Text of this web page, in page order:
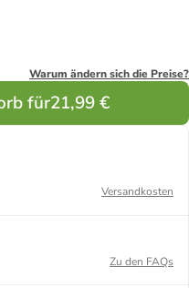
Warum ändern sich die Preise?
für21,99 €
Versandkosten
Zu den FAQs